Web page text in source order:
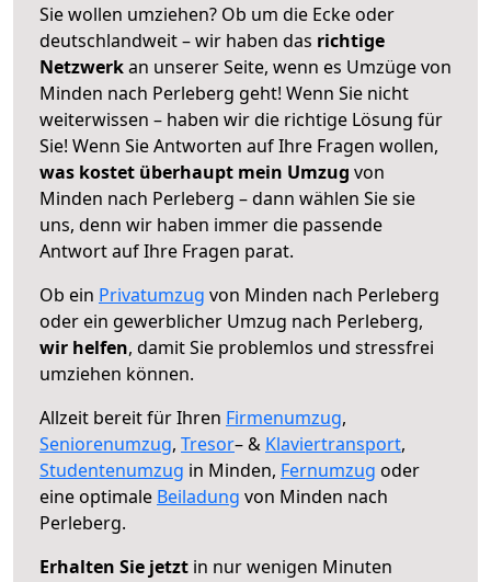
Sie wollen umziehen? Ob um die Ecke oder
deutschlandweit – wir haben das richtige
Netzwerkan unserer Seite, wenn es Umzüge von
Minden nach Perleberg geht! Wenn Sie nicht
weiterwissen – haben wir die richtige Lösung für
Sie! Wenn Sie Antworten auf Ihre Fragen wollen,
was kostet überhaupt mein Umzug von
Minden nach Perleberg – dann wählen Sie sie
uns, denn wir haben immer die passende
Antwort auf Ihre Fragen parat.
Ob ein Privatumzug von Minden nach Perleberg
oder ein gewerblicher Umzug nach Perleberg,
wir helfen, damit Sie problemlos und stressfrei
umziehen können.
Allzeit bereit für Ihren Firmenumzug,
Seniorenumzug, Tresor– & Klaviertransport,
Studentenumzug in Minden, Fernumzug oder
eine optimale Beiladung von Minden nach
Perleberg.
Erhalten Sie jetzt in nur wenigen Minuten